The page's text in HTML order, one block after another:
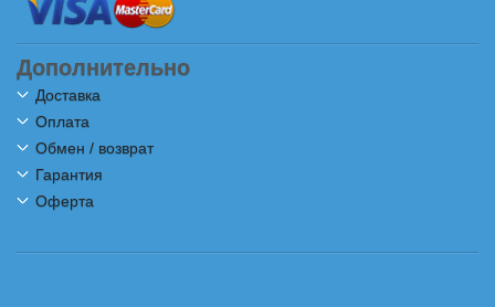
Дополнительно
Доставка
Оплата
Обмен / возврат
Гарантия
Оферта